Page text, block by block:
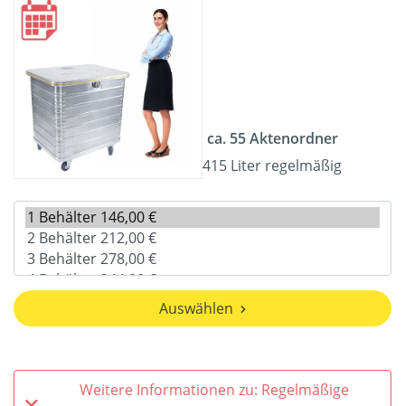
ca. 55 Aktenordner
415 Liter regelmäßig
Auswählen
Weitere Informationen zu: Regelmäßige